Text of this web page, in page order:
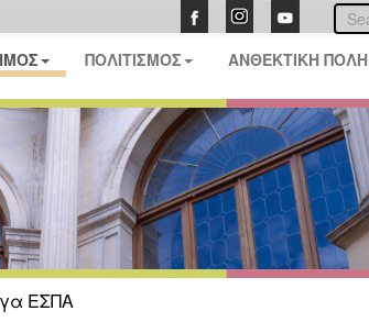
ΠΟΛΙΤΙΣΜΟΣ ΑΝΘΕΚΤΙΚΗ ΠΟΛΗ
ΕΣΠΑ